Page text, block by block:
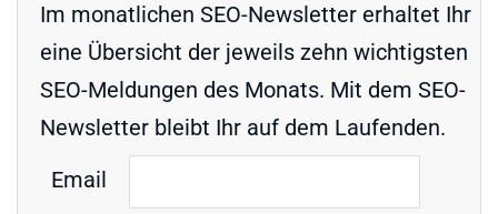
Im monatlichen SEO-Newsletter erhaltet Ihr
eine Übersicht der jeweils zehn wichtigsten
SEO-Meldungen des Monats. Mit dem SEO-
Newsletter bleibt Ihr auf dem Laufenden.
Email